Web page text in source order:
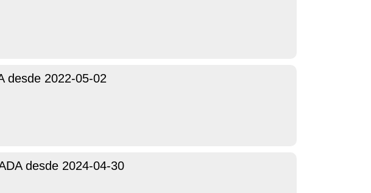
desde 2022-05-02
desde 2024-04-30